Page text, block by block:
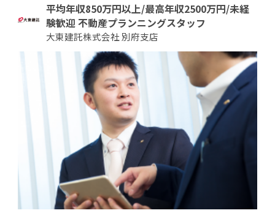
平均年収850万円以上/最高年収2500万円/未経
験歓迎 不動産プランニングスタッフ
大東建託株式会社 別府支店